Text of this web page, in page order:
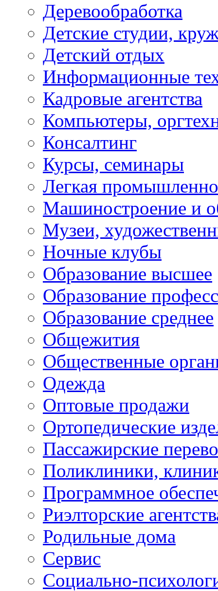
Деревообработка
Детские студии,
Детский отдых
Информационные
Кадровые агентства
Компьютеры,
Консалтинг
Курсы, семинары
Легкая
Машиностроение и
Музеи,
Ночные клубы
Образование высшее
Образование
Образование среднее
Общежития
Общественные
Одежда
Оптовые продажи
Ортопедические
Пассажирские
Поликлиники,
Программное
Риэлторские
Родильные дома
Сервис
Социально-